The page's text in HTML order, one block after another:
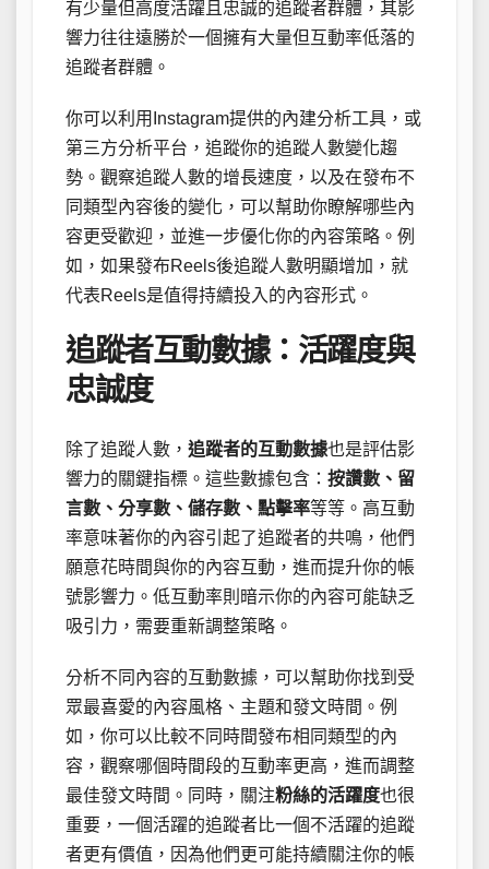
有少量但高度活躍且忠誠的追蹤者群體，其影
響力往往遠勝於一個擁有大量但互動率低落的
追蹤者群體。
你可以利用Instagram提供的內建分析工具，或
第三方分析平台，追蹤你的追蹤人數變化趨
勢。觀察追蹤人數的增長速度，以及在發布不
同類型內容後的變化，可以幫助你瞭解哪些內
容更受歡迎，並進一步優化你的內容策略。例
如，如果發布Reels後追蹤人數明顯增加，就
代表Reels是值得持續投入的內容形式。
追蹤者互動數據：活躍度與
忠誠度
除了追蹤人數， 追蹤者的互動數據也是評估影
響力的關鍵指標。這些數據包含： 按讚數、留
言數、分享數、儲存數、點擊率等等。高互動
率意味著你的內容引起了追蹤者的共鳴，他們
願意花時間與你的內容互動，進而提升你的帳
號影響力。低互動率則暗示你的內容可能缺乏
吸引力，需要重新調整策略。
分析不同內容的互動數據，可以幫助你找到受
眾最喜愛的內容風格、主題和發文時間。例
如，你可以比較不同時間發布相同類型的內
容，觀察哪個時間段的互動率更高，進而調整
最佳發文時間。同時，關注粉絲的活躍度也很
重要，一個活躍的追蹤者比一個不活躍的追蹤
者更有價值，因為他們更可能持續關注你的帳